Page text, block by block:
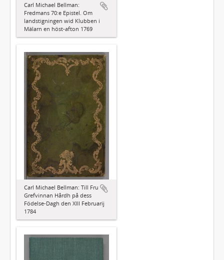
Carl Michael Bellman:
Fredmans 70:e Epistel. Om
landstigningen wid Klubben i
Mälarn en höst-afton 1769
Carl Michael Bellman: Till Fru
Grefvinnan Hårdh på dess
Födelse-Dagh den XIII Februarij
1784